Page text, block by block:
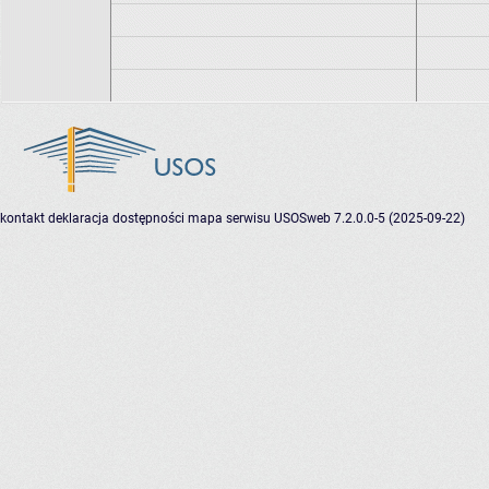
kontakt deklaracja dostępności mapa serwisu USOSweb 7.2.0.0-5 (2025-09-22)